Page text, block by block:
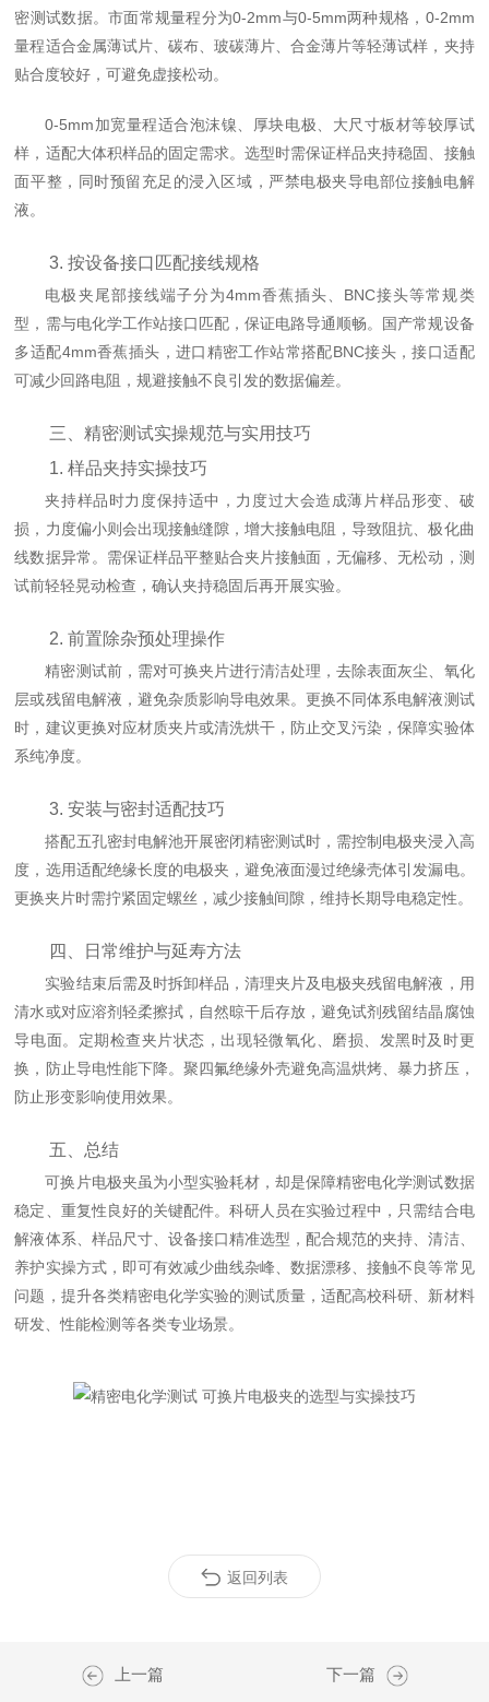
密测试数据。市面常规量程分为0-2mm与0-5mm两种规格，0-2mm
量程适合金属薄试片、碳布、玻碳薄片、合金薄片等轻薄试样，夹持
贴合度较好，可避免虚接松动。
0-5mm加宽量程适合泡沫镍、厚块电极、大尺寸板材等较厚试
样，适配大体积样品的固定需求。选型时需保证样品夹持稳固、接触
面平整，同时预留充足的浸入区域，严禁电极夹导电部位接触电解
液。
3. 按设备接口匹配接线规格
电极夹尾部接线端子分为4mm香蕉插头、BNC接头等常规类
型，需与电化学工作站接口匹配，保证电路导通顺畅。国产常规设备
多适配4mm香蕉插头，进口精密工作站常搭配BNC接头，接口适配
可减少回路电阻，规避接触不良引发的数据偏差。
三、精密测试实操规范与实用技巧
1. 样品夹持实操技巧
夹持样品时力度保持适中，力度过大会造成薄片样品形变、破
损，力度偏小则会出现接触缝隙，增大接触电阻，导致阻抗、极化曲
线数据异常。需保证样品平整贴合夹片接触面，无偏移、无松动，测
试前轻轻晃动检查，确认夹持稳固后再开展实验。
2. 前置除杂预处理操作
精密测试前，需对可换夹片进行清洁处理，去除表面灰尘、氧化
层或残留电解液，避免杂质影响导电效果。更换不同体系电解液测试
时，建议更换对应材质夹片或清洗烘干，防止交叉污染，保障实验体
系纯净度。
3. 安装与密封适配技巧
搭配五孔密封电解池开展密闭精密测试时，需控制电极夹浸入高
度，选用适配绝缘长度的电极夹，避免液面漫过绝缘壳体引发漏电。
更换夹片时需拧紧固定螺丝，减少接触间隙，维持长期导电稳定性。
四、日常维护与延寿方法
实验结束后需及时拆卸样品，清理夹片及电极夹残留电解液，用
清水或对应溶剂轻柔擦拭，自然晾干后存放，避免试剂残留结晶腐蚀
导电面。定期检查夹片状态，出现轻微氧化、磨损、发黑时及时更
换，防止导电性能下降。聚四氟绝缘外壳避免高温烘烤、暴力挤压，
防止形变影响使用效果。
五、总结
可换片电极夹虽为小型实验耗材，却是保障精密电化学测试数据
稳定、重复性良好的关键配件。科研人员在实验过程中，只需结合电
解液体系、样品尺寸、设备接口精准选型，配合规范的夹持、清洁、
养护实操方式，即可有效减少曲线杂峰、数据漂移、接触不良等常见
问题，提升各类精密电化学实验的测试质量，适配高校科研、新材料
研发、性能检测等各类专业场景。
返回列表
上一篇 下一篇